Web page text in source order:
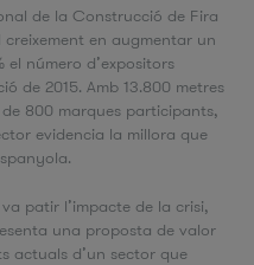
de la Construcció de Fira
en augmentar un
el número d’expositors
de 2015. Amb 13.800 metres
800 marques participants,
evidencia la millora que
patir l’impacte de la crisi,
una proposta de valor
actuals d’un sector que